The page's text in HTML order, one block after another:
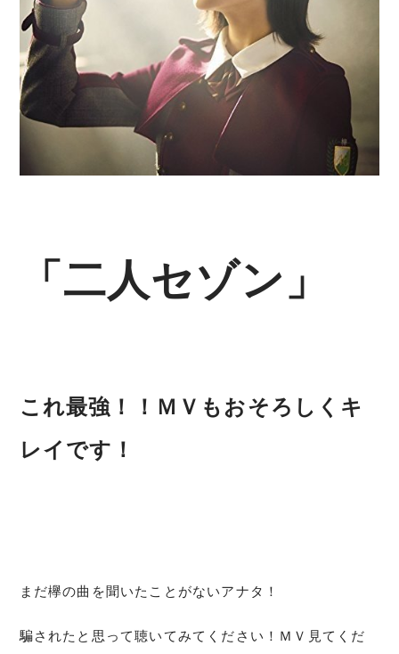
「二人セゾン」
これ最強！！ＭＶもおそろしくキ
レイです！
まだ欅の曲を聞いたことがないアナタ！
騙されたと思って聴いてみてください！ＭＶ見てくだ